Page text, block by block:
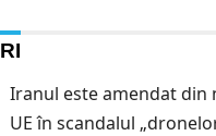
Iranul este amendat din
UE în scandalul